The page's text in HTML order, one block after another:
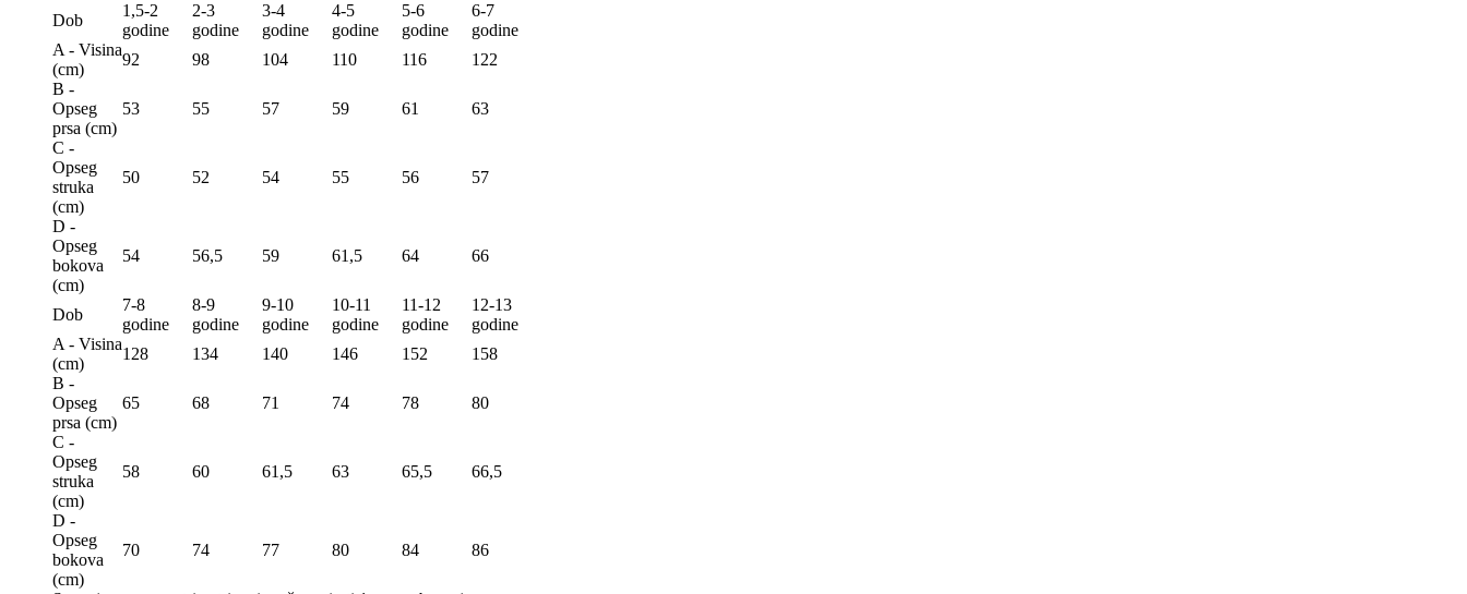
Dob
1,5-2
godine
2-3
godine
3-4
godine
4-5
godine
5-6
godine
6-7
godine
A - Visina
(сm)
92 98 104 110 116
122
B -
Opseg
prsa (сm)
53 55 57 59 61 63
C -
Opseg
struka
(сm)
50 52 54 55 56 57
D -
Opseg
bokova
(сm)
54 56,5 59 61,5 64 66
Dob
7-8
godine
8-9
godine
9-10
godine
10-11
godine
11-12
godine
12-13
godine
A - Visina
(сm)
128 134 140 146 152
158
B -
Opseg
prsa (сm)
65 68 71 74 78 80
C -
Opseg
struka
(сm)
58 60 61,5 63 65,5 66,5
D -
Opseg
bokova
(сm)
70 74 77 80 84 86